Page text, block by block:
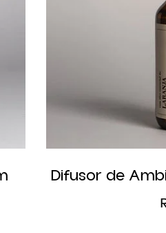
Difusor de